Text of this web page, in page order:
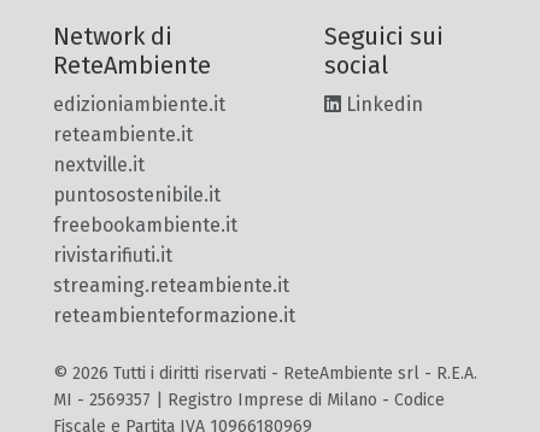
Network di
ReteAmbiente
edizioniambiente.it
reteambiente.it
nextville.it
puntosostenibile.it
freebookambiente.it
rivistarifiuti.it
streaming.reteambiente.it
reteambienteformazione.it
Seguici sui
social
Linkedin
© 2026 Tutti i diritti riservati - ReteAmbiente srl - R.E.A.
MI - 2569357 | Registro Imprese di Milano - Codice
Fiscale e Partita IVA 10966180969